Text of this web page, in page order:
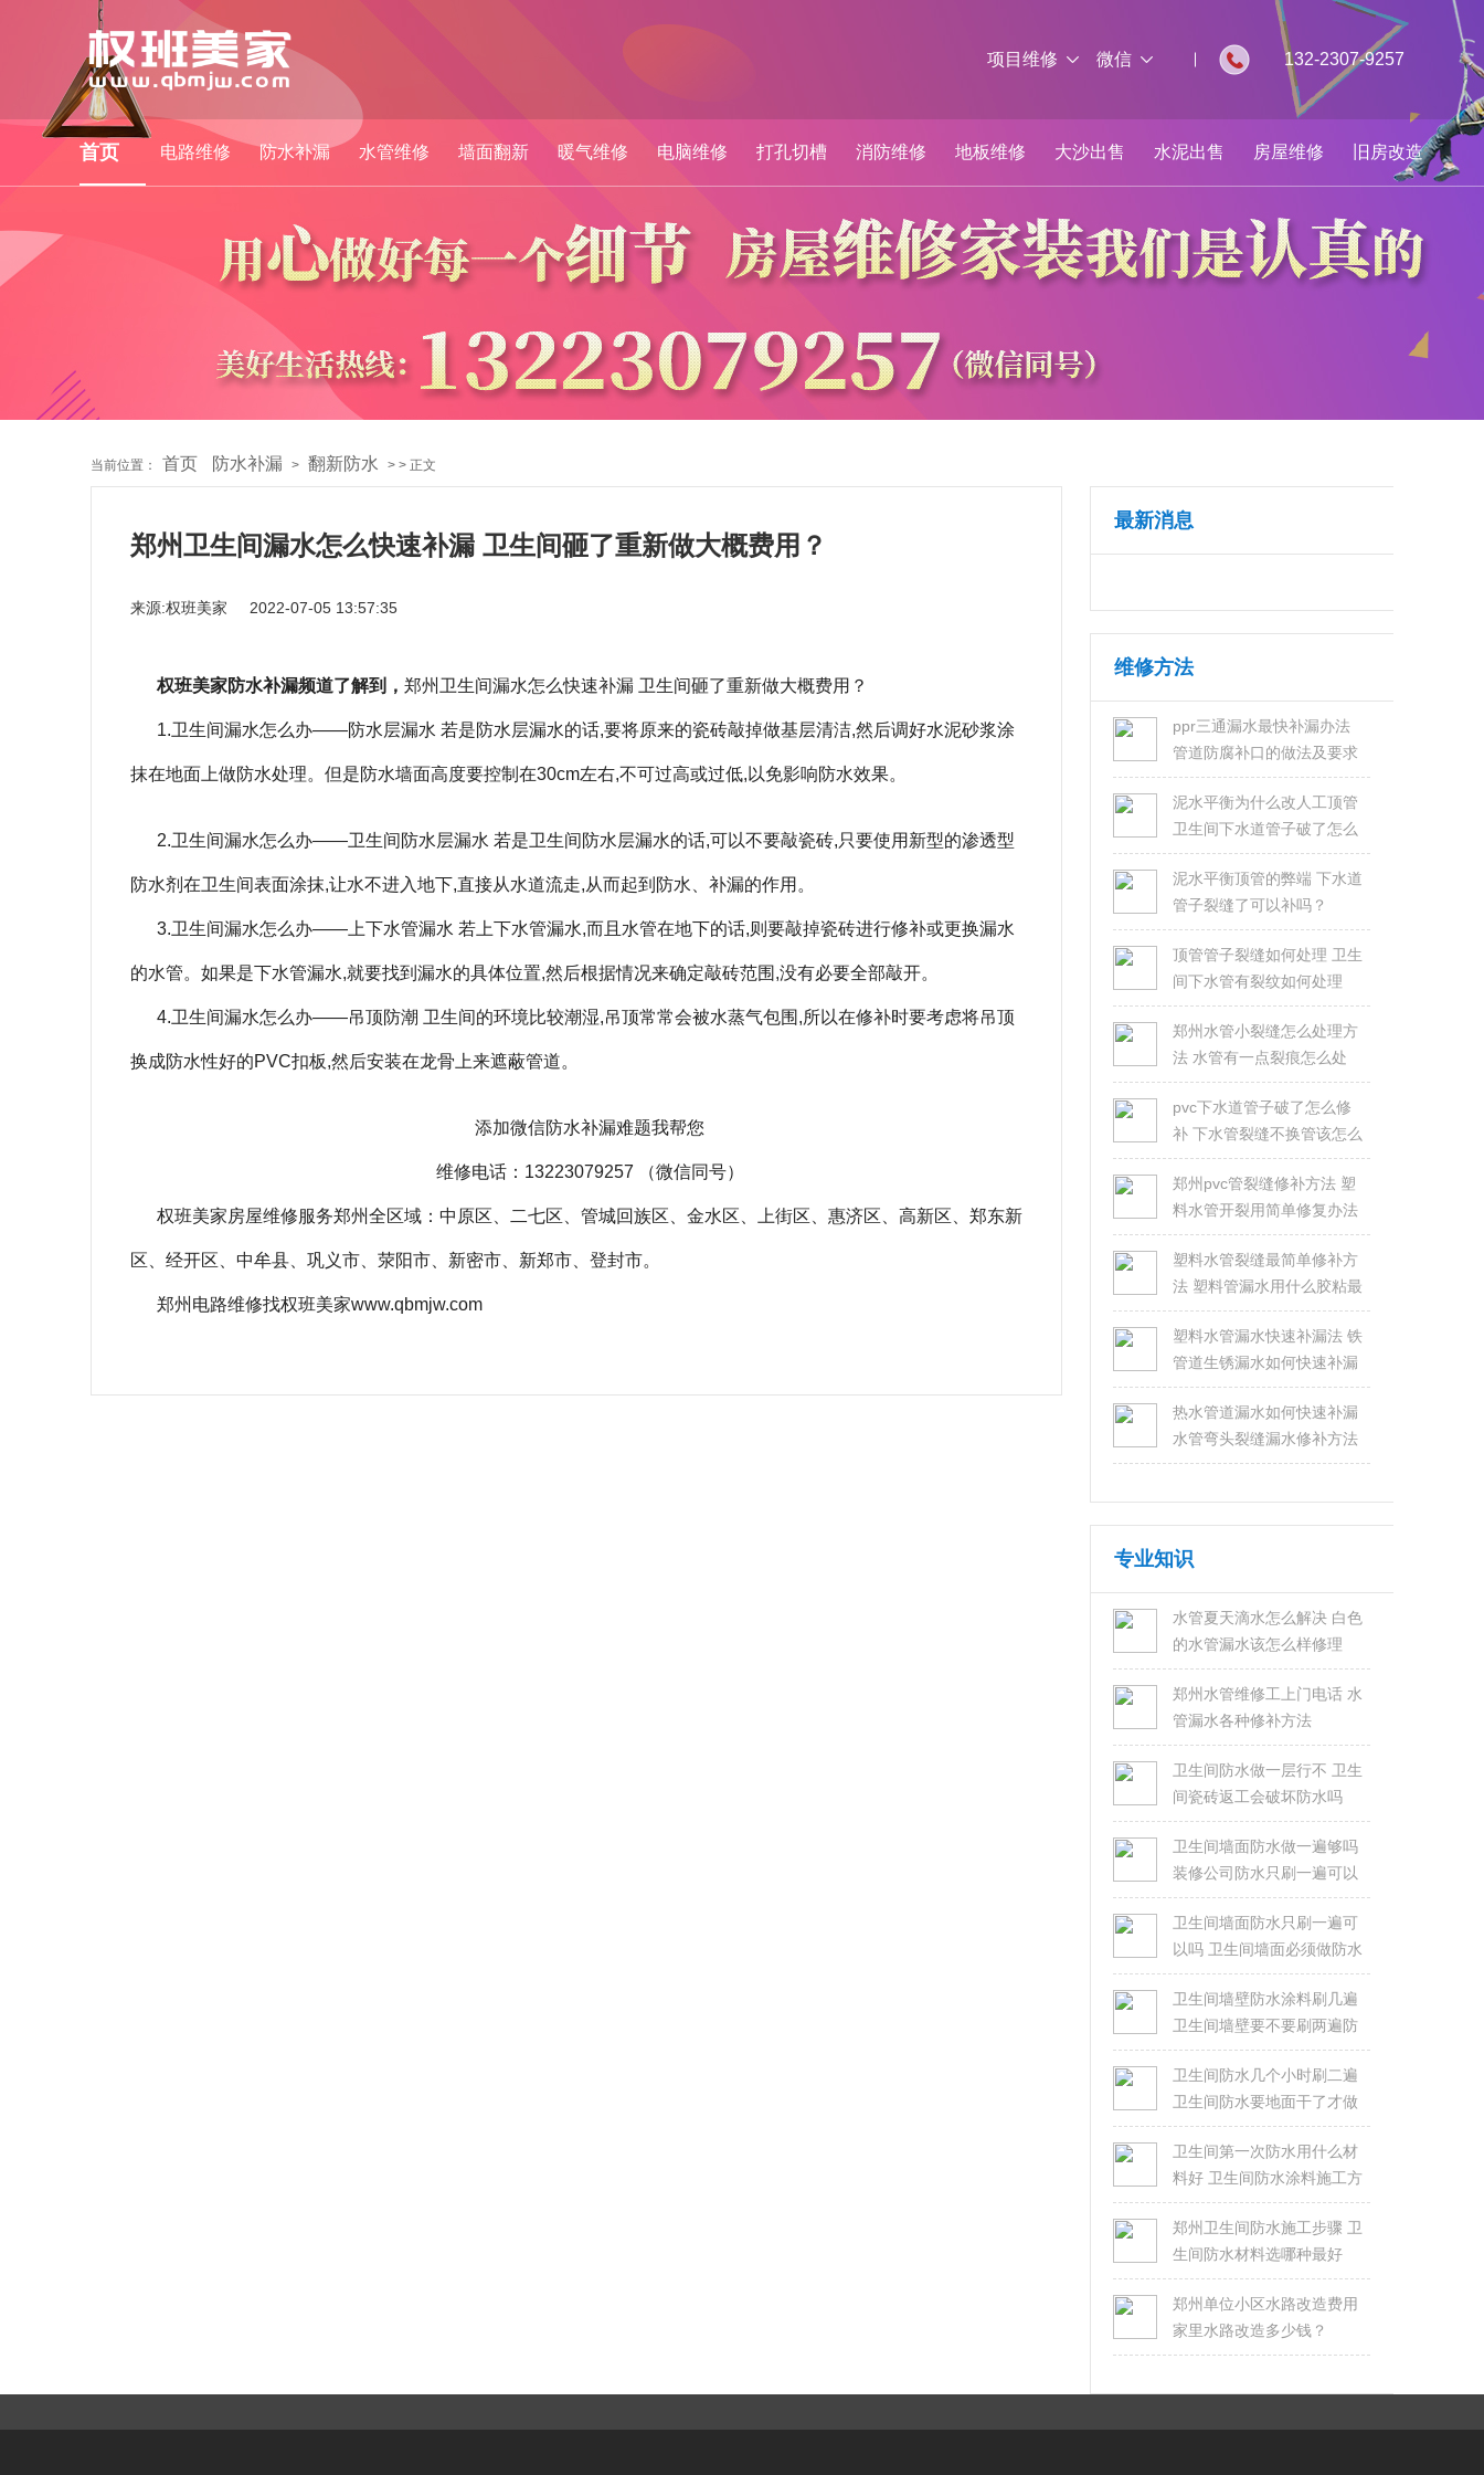
项目维修 微信 132-2307-9257
首页 电路维修 防水补漏 水管维修 墙面翻新 暖气维修 电脑维修 打孔切槽 消防维修 地板维修 大沙出售 水泥出售 房屋维修 旧房改造
当前位置： 首页 防水补漏 > 翻新防水 > > 正文
郑州卫生间漏水怎么快速补漏 卫生间砸了重新做大概费用？
来源:权班美家 2022-07-05 13:57:35
权班美家防水补漏频道了解到， 郑州卫生间漏水怎么快速补漏 卫生间砸了重新做大概费用？
1.卫生间漏水怎么办——防水层漏水 若是防水层漏水的话,要将原来的瓷砖敲掉做基层清洁,然后调好水泥砂浆涂
抹在地面上做防水处理。但是防水墙面高度要控制在30cm左右,不可过高或过低,以免影响防水效果。
2.卫生间漏水怎么办——卫生间防水层漏水 若是卫生间防水层漏水的话,可以不要敲瓷砖,只要使用新型的渗透型
防水剂在卫生间表面涂抹,让水不进入地下,直接从水道流走,从而起到防水、补漏的作用。
3.卫生间漏水怎么办——上下水管漏水 若上下水管漏水,而且水管在地下的话,则要敲掉瓷砖进行修补或更换漏水
的水管。如果是下水管漏水,就要找到漏水的具体位置,然后根据情况来确定敲砖范围,没有必要全部敲开。
4.卫生间漏水怎么办——吊顶防潮 卫生间的环境比较潮湿,吊顶常常会被水蒸气包围,所以在修补时要考虑将吊顶
换成防水性好的PVC扣板,然后安装在龙骨上来遮蔽管道。
添加微信防水补漏难题我帮您
维修电话：13223079257 （微信同号）
权班美家房屋维修服务郑州全区域：中原区、二七区、管城回族区、金水区、上街区、惠济区、高新区、郑东新
区、经开区、中牟县、巩义市、荥阳市、新密市、新郑市、登封市。
郑州电路维修找权班美家www.qbmjw.com
最新消息
维修方法
ppr三通漏水最快补漏办法
管道防腐补口的做法及要求
泥水平衡为什么改人工顶管
卫生间下水道管子破了怎么
修？
泥水平衡顶管的弊端 下水道
管子裂缝了可以补吗？
顶管管子裂缝如何处理 卫生
间下水管有裂纹如何处理
郑州水管小裂缝怎么处理方
法 水管有一点裂痕怎么处
理？
pvc下水道管子破了怎么修
补 下水管裂缝不换管该怎么
修？
郑州pvc管裂缝修补方法 塑
料水管开裂用简单修复办法
塑料水管裂缝最简单修补方
法 塑料管漏水用什么胶粘最
好
塑料水管漏水快速补漏法 铁
管道生锈漏水如何快速补漏
热水管道漏水如何快速补漏
水管弯头裂缝漏水修补方法
专业知识
水管夏天滴水怎么解决 白色
的水管漏水该怎么样修理
郑州水管维修工上门电话 水
管漏水各种修补方法
卫生间防水做一层行不 卫生
间瓷砖返工会破坏防水吗
卫生间墙面防水做一遍够吗
装修公司防水只刷一遍可以
吗
卫生间墙面防水只刷一遍可
以吗 卫生间墙面必须做防水
吗？
卫生间墙壁防水涂料刷几遍
卫生间墙壁要不要刷两遍防
水
卫生间防水几个小时刷二遍
卫生间防水要地面干了才做
吗
卫生间第一次防水用什么材
料好 卫生间防水涂料施工方
法
郑州卫生间防水施工步骤 卫
生间防水材料选哪种最好
郑州单位小区水路改造费用
家里水路改造多少钱？